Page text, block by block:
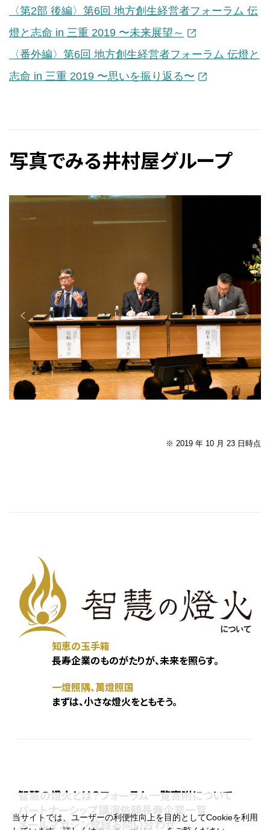
〈第2部 後編〉第6回 地方創生経営者フォーラム 伝
燈と志命 in 三重 2019 〜未来展望～
〈番外編〉第6回 地方創生経営者フォーラム 伝燈と
志命 in 三重 2019 〜思いを振り返る〜
写真でみる井村屋グループ
※ 2019 年 10 月 23 日時点
知恵の玉手箱
長寿企業のものがたりが、未来を照らす。
一燈照隅、萬燈照国
まずは、小さな燈火をともそう。
智慧の燈火とは？フォーラム一覧寄附について
パートナーシップ講演依頼長寿企業一覧
メールマガジン登録お問い合わせ
当サイトでは、ユーザーの利便性向上を目的としてCookieを利用